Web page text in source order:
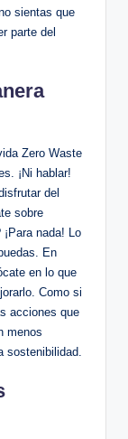
sientas que
parte del
Zero Waste
¡Ni hablar!
del
sobre
nada! Lo
En
en lo que
Como si
acciones que
menos
sostenibilidad.